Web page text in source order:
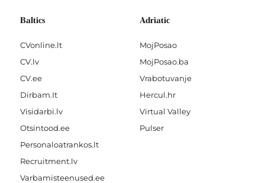
Baltics
CVonline.lt
CV.lv
CV.ee
Dirbam.It
Visidarbi.lv
Otsintood.ee
Personaloatrankos.lt
Recruitment.lv
Varbamisteenused.ee
Adriatic
MojPosao
MojPosao.ba
Vrabotuvanje
Hercul.hr
Virtual Valley
Pulser